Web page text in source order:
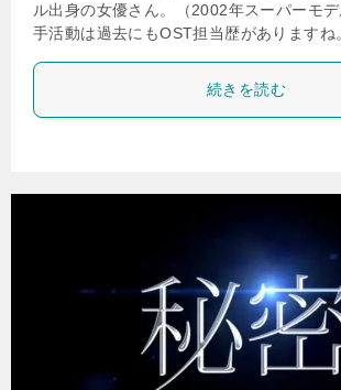
ル出身の女優さん。（2002年スーパーモ
手活動は過去にもOST担当歴があります
続きを読む